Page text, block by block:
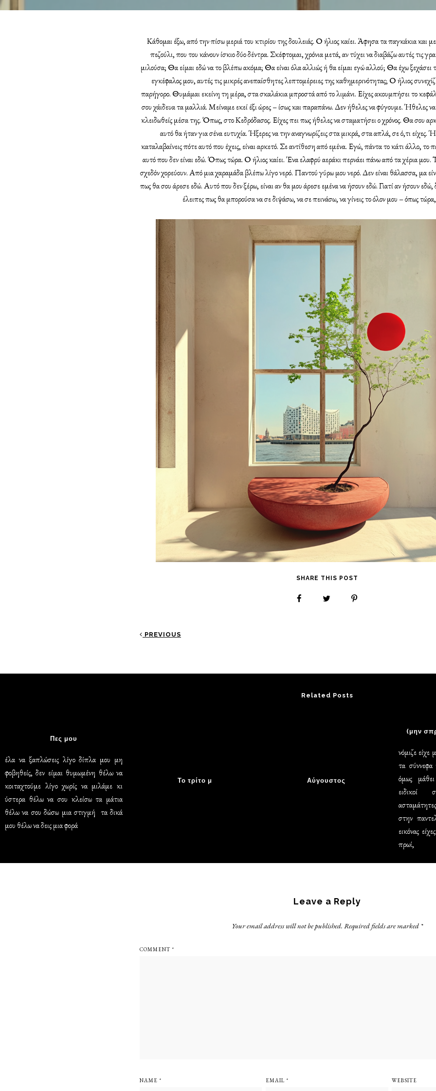
Κάθομαι έξω, από την πίσω μεριά του κτιρίου της δουλειάς. Ο ήλιος καίει. Άφησα τα παγκάκια και
πεζούλι, που του κάνουν ίσκιο δύο δέντρα. Σκέφτομαι, χρόνια μετά, αν τύχει να διαβάζω αυτές τις
μιλούσα; Θα είμαι εδώ να το βλέπω ακόμα; Θα είναι όλα αλλιώς ή θα είμαι εγώ αλλού; Θα έχω ξεχάσει
εγκέφαλος μου, αυτές τις μικρές ανεπαίσθητες λεπτομέρειες της καθημερινότητας; Ο ήλιος
παρήγορο. Θυμάμαι εκείνη τη μέρα, στα σκαλάκια μπροστά από το λιμάνι. Είχες ακουμπήσει το
σου χάιδευα τα μαλλιά. Μείναμε εκεί έξι ώρες – ίσως και παραπάνω. Δεν ήθελες να φύγουμε. Ήθελες
κλειδωθείς μέσα της. Όπως, στο Κεδρόδασος. Είχες πει πως ήθελες να σταματήσει ο χρόνος. Θα σου
αυτό θα ήταν για σένα ευτυχία. Ήξερες να την αναγνωρίζεις στα μικρά, στα απλά, σε ό,τι είχες.
καταλαβαίνεις πότε αυτό που έχεις, είναι αρκετό. Σε αντίθεση από εμένα. Εγώ, πάντα το κάτι άλλο,
αυτό που δεν είναι εδώ. Όπως τώρα. Ο ήλιος καίει. Ένα ελαφρύ αεράκι περνάει πάνω από τα χέρια μου.
σχεδόν χορεύουν. Από μια χαραμάδα βλέπω λίγο νερό. Παντού γύρω μου νερό. Δεν είναι θάλασσα, μα
πως θα σου άρεσε εδώ. Αυτό που δεν ξέρω, είναι αν θα μου άρεσε εμένα να ήσουν εδώ. Γιατί αν ήσουν
έλειπες πως θα μπορούσα να σε διψάσω, να σε πεινάσω, να γίνεις το όλον μου – όπως
SHARE THIS POST
PREVIOUS
Related Posts
Πες μου
έλα να ξαπλώσεις λίγο δίπλα μου μη
φοβηθείς, δεν είμαι θυμωμένη θέλω να
κοιταχτούμε λίγο χωρίς να μιλάμε κι
ύστερα θέλω να σου κλείσω τα μάτια
θέλω να σου δώσω μια στιγμή τα δικά
μου θέλω να δεις μια φορά
Το τρίτο μ Αύγουστος
(μην
νόμιζε είχε
τα σύννεφα
όμως
ειδικοί
στην
εικόνας
πρωί,
Leave a Reply
Your email address will not be published. Required fields are marked *
COMMENT *
NAME * EMAIL * WEBSITE